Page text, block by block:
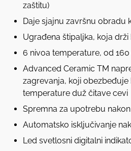
zaštitu)
Daje sjajnu završnu obradu
Ugrađena štipaljka, koja drži
6 nivoa temperature, od 160
Advanced Ceramic TM
zagrevanja, koji obezbeđuje
temperature duž čitave cevi
Spremna za upotrebu
Automatsko isključivanje
Led svetlosni digitalni